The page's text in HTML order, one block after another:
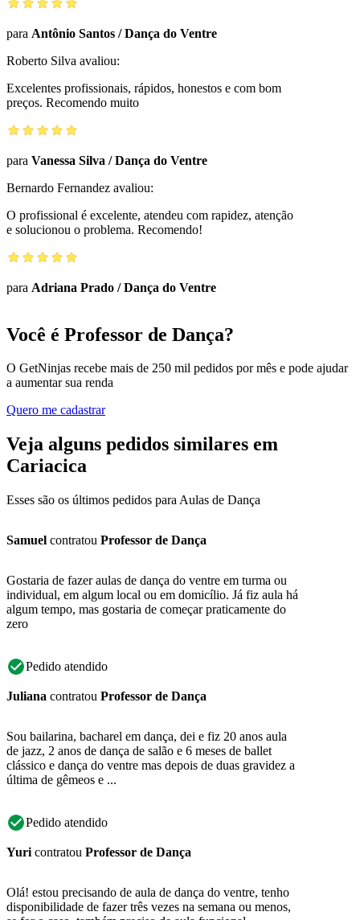
para Antônio Santos /Dança do Ventre
Roberto Silva avaliou:
Excelentes profissionais, rápidos, honestos e com bom
preços. Recomendo muito
para Vanessa Silva /Dança do Ventre
Bernardo Fernandez avaliou:
O profissional é excelente, atendeu com rapidez, atenção
e solucionou o problema. Recomendo!
para Adriana Prado /Dança do Ventre
Você é Professor de Dança?
O GetNinjas recebe mais de 250 mil pedidos por mês e pode ajudar
a aumentar sua renda
Quero me cadastrar
Veja alguns pedidos similares em
Cariacica
Esses são os últimos pedidos para Aulas de Dança
Samuel contratou Professor de Dança
Gostaria de fazer aulas de dança do ventre em turma ou
individual, em algum local ou em domicílio. Já fiz aula há
algum tempo, mas gostaria de começar praticamente do
zero
Pedido atendido
Juliana contratou Professor de Dança
Sou bailarina, bacharel em dança, dei e fiz 20 anos aula
de jazz, 2 anos de dança de salão e 6 meses de ballet
clássico e dança do ventre mas depois de duas gravidez a
última de gêmeos e ...
Pedido atendido
Yuri contratou Professor de Dança
Olá! estou precisando de aula de dança do ventre, tenho
disponibilidade de fazer três vezes na semana ou menos,